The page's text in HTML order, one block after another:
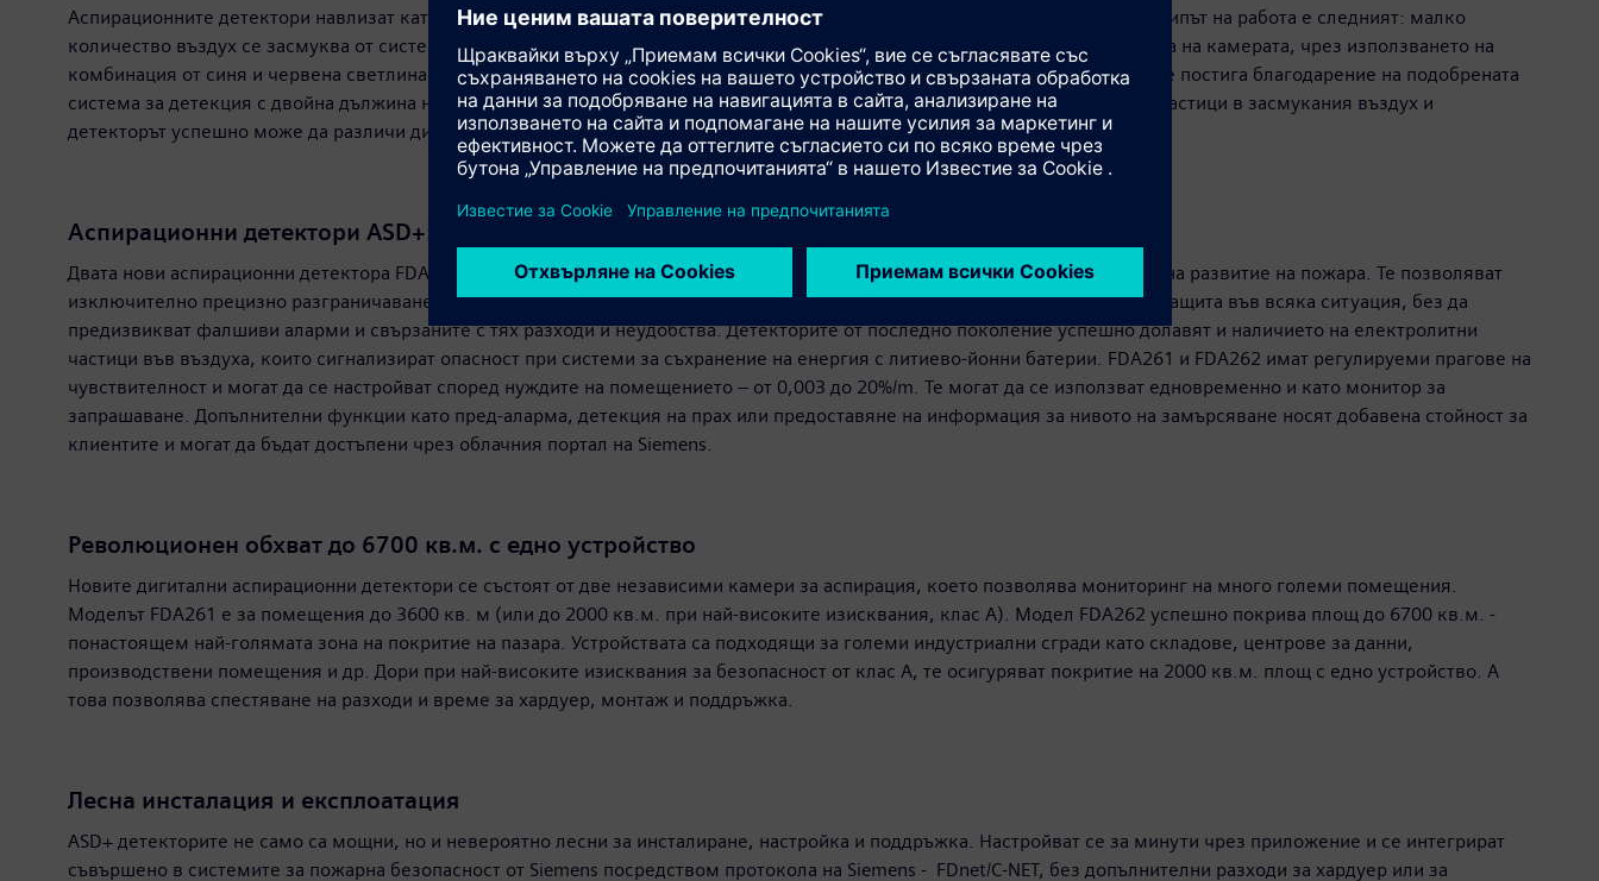
Аспирационните детектори навлизат като технология през 80-те години на XX в. и непрекъснато се усъвършенстват. Принципът на работа е следният: малко
количество въздух се засмуква от системата въздуховоди на детектора и попада в камерата за детекция. Във вътрешността на камерата, чрез използването на
комбинация от синя и червена светлина, устройството разграничава дима от праховите частици и други субстанции. Това се постига благодарение на подобрената
система за детекция с двойна дължина на вълната. Технологията отчита размера и концентрацията на различните видове частици в засмукания въздух и
детекторът успешно може да различи дим, прах и пара.
Аспирационни детектори ASD+: надеждна защита без фалшиви аларми
Двата нови аспирационни детектора FDA261 и FDA262 са проектирани така, че да засичат опасността в най-ранните стадии на развитие на пожара. Те позволяват
изключително прецизно разграничаване на дима от праховите частици и други вещества, така че да се осигури надеждна защита във всяка ситуация, без да
предизвикват фалшиви аларми и свързаните с тях разходи и неудобства. Детекторите от последно поколение успешно долавят и наличието на електролитни
частици във въздуха, които сигнализират опасност при системи за съхранение на енергия с литиево-йонни батерии. FDA261 и FDA262 имат регулируеми прагове на
чувствителност и могат да се настройват според нуждите на помещението – от 0,003 до 20%/m. Те могат да се използват едновременно и като монитор за
запрашаване. Допълнителни функции като пред-аларма, детекция на прах или предоставяне на информация за нивото на замърсяване носят добавена стойност за
клиентите и могат да бъдат достъпени чрез облачния портал на Siemens.
Революционен обхват до 6700 кв.м. с едно устройство
Новите дигитални аспирационни детектори се състоят от две независими камери за аспирация, което позволява мониторинг на много големи помещения.
Моделът FDA261 е за помещения до 3600 кв. м (или до 2000 кв.м. при най-високите изисквания, клас А). Модел FDA262 успешно покрива площ до 6700 кв.м. -
понастоящем най-голямата зона на покритие на пазара. Устройствата са подходящи за големи индустриални сгради като складове, центрове за данни,
производствени помещения и др. Дори при най-високите изисквания за безопасност от клас А, те осигуряват покритие на 2000 кв.м. площ с едно устройство. А
това позволява спестяване на разходи и време за хардуер, монтаж и поддръжка.
Лесна инсталация и експлоатация
ASD+ детекторите не само са мощни, но и невероятно лесни за инсталиране, настройка и поддръжка. Настройват се за минути чрез приложение и се интегрират
съвършено в системите за пожарна безопасност от Siemens посредством протокола на Siemens - FDnet/C-NET, без допълнителни разходи за хардуер или за